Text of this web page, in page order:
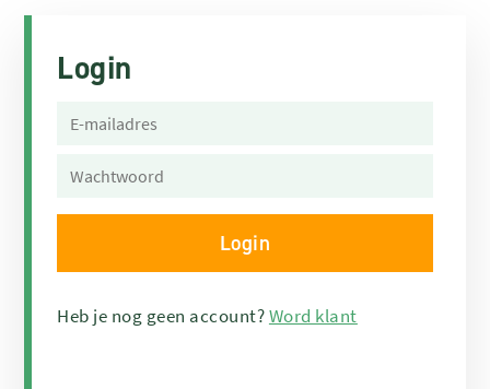
Login
Heb je nog geen account?Word klant